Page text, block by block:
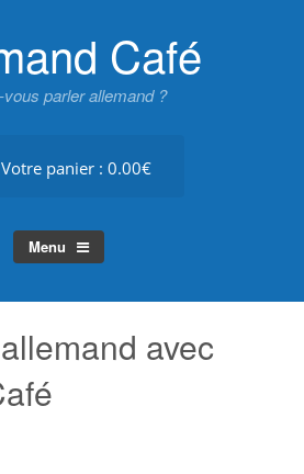
Café
vous parler allemand ?
Votre panier : 0.00€
Menu
avec